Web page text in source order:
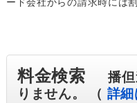
料金検索播
りません。 （ 詳